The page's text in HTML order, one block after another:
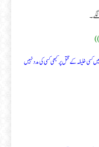
کسی خلیفہ کے قتل پر کبھی کسی کی مدد نہیں